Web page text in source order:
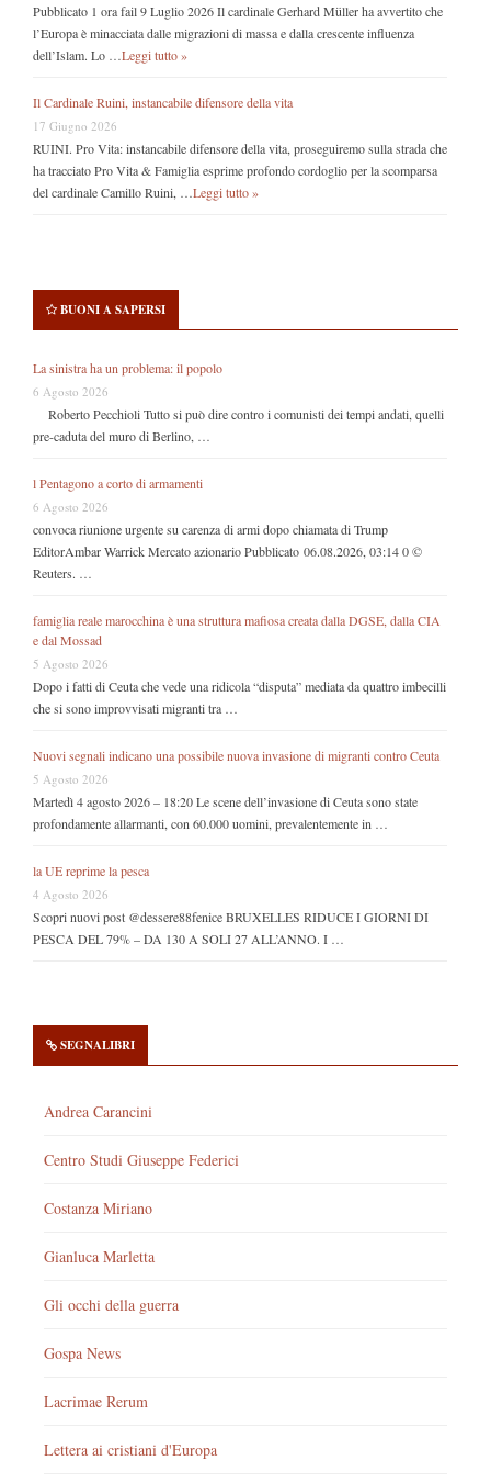
Pubblicato 1 ora fail 9 Luglio 2026 Il cardinale Gerhard Müller ha avvertito che
l’Europa è minacciata dalle migrazioni di massa e dalla crescente influenza
dell’Islam. Lo …Leggi tutto »
Il Cardinale Ruini, instancabile difensore della vita
17 Giugno 2026
RUINI. Pro Vita: instancabile difensore della vita, proseguiremo sulla strada che
ha tracciato Pro Vita & Famiglia esprime profondo cordoglio per la scomparsa
del cardinale Camillo Ruini, …Leggi tutto »
BUONI A SAPERSI
La sinistra ha un problema: il popolo
6 Agosto 2026
Roberto Pecchioli Tutto si può dire contro i comunisti dei tempi andati, quelli
pre-caduta del muro di Berlino, …
l Pentagono a corto di armamenti
6 Agosto 2026
convoca riunione urgente su carenza di armi dopo chiamata di Trump
EditorAmbar Warrick Mercato azionario Pubblicato 06.08.2026, 03:14 0 ©
Reuters. …
famiglia reale marocchina è una struttura mafiosa creata dalla DGSE, dalla CIA
e dal Mossad
5 Agosto 2026
Dopo i fatti di Ceuta che vede una ridicola “disputa” mediata da quattro imbecilli
che si sono improvvisati migranti tra …
Nuovi segnali indicano una possibile nuova invasione di migranti contro Ceuta
5 Agosto 2026
Martedì 4 agosto 2026 – 18:20 Le scene dell’invasione di Ceuta sono state
profondamente allarmanti, con 60.000 uomini, prevalentemente in …
la UE reprime la pesca
4 Agosto 2026
Scopri nuovi post @dessere88fenice BRUXELLES RIDUCE I GIORNI DI
PESCA DEL 79% – DA 130 A SOLI 27 ALL’ANNO. I …
SEGNALIBRI
Andrea Carancini
Centro Studi Giuseppe Federici
Costanza Miriano
Gianluca Marletta
Gli occhi della guerra
Gospa News
Lacrimae Rerum
Lettera ai cristiani d'Europa